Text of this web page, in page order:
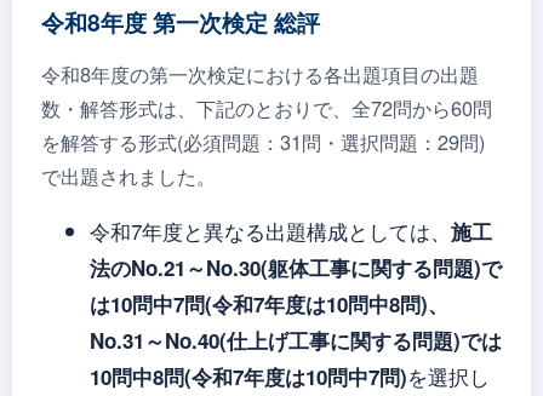
令和8年度 第一次検定 総評
令和8年度の第一次検定における各出題項目の出題
数・解答形式は、下記のとおりで、全72問から60問
を解答する形式(必須問題：31問・選択問題：29問)
で出題されました。
令和7年度と異なる出題構成としては、 施工
法のNo.21～No.30(躯体工事に関する問題)で
は10問中7問(令和7年度は10問中8問)、
No.31～No.40(仕上げ工事に関する問題)では
10問中8問(令和7年度は10問中7問)を選択し